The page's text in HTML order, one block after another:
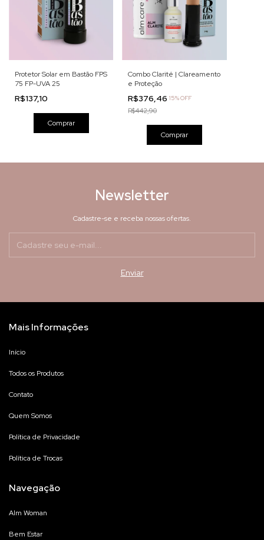
Protetor Solar em Bastão FPS
75 FP-UVA 25
R$137,10
Comprar
Combo Clarité | Clareamento
e Proteção
R$376,4615% OFF
R$442,90
Comprar
Newsletter
Cadastre-se e receba nossas ofertas.
Mais Informações
Início
Todos os Produtos
Contato
Quem Somos
Política de Privacidade
Política de Trocas
Navegação
Alm Woman
Bem Estar